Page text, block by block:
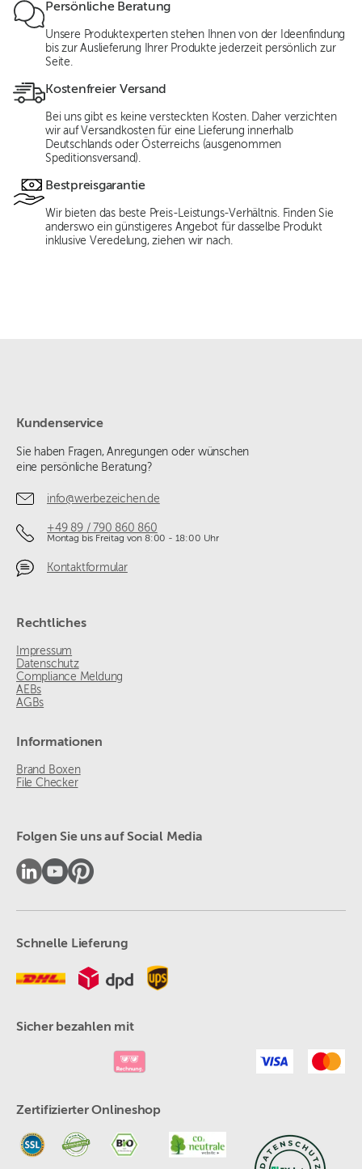
Persönliche Beratung
Unsere Produktexperten stehen Ihnen von der Ideenfindung
bis zur Auslieferung Ihrer Produkte jederzeit persönlich zur
Seite.
Kostenfreier Versand
Bei uns gibt es keine versteckten Kosten. Daher verzichten
wir auf Versandkosten für eine Lieferung innerhalb
Deutschlands oder Österreichs (ausgenommen
Speditionsversand).
Bestpreisgarantie
Wir bieten das beste Preis-Leistungs-Verhältnis. Finden Sie
anderswo ein günstigeres Angebot für dasselbe Produkt
inklusive Veredelung, ziehen wir nach.
Kundenservice
Sie haben Fragen, Anregungen oder wünschen
eine persönliche Beratung?
info@werbezeichen.de
+49 89 / 790 860 860
Montag bis Freitag von 8:00 - 18:00 Uhr
Kontaktformular
Rechtliches
Impressum
Datenschutz
Compliance Meldung
AEBs
AGBs
Informationen
Brand Boxen
File Checker
Folgen Sie uns auf Social Media
Schnelle Lieferung
Sicher bezahlen mit
Zertifizierter Onlineshop